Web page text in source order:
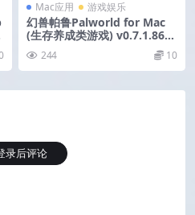
Mac应用 游戏娱乐
幻兽帕鲁Palworld for Mac
(生存养成类游戏) v0.7.1.8606
244 10
录后评论